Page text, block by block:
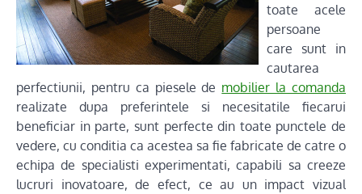
toate acele
persoane
care sunt in
cautarea
perfectiunii, pentru ca piesele de mobilier la comanda
realizate dupa preferintele si necesitatile fiecarui
beneficiar in parte, sunt perfecte din toate punctele de
vedere, cu conditia ca acestea sa fie fabricate de catre o
echipa de specialisti experimentati, capabili sa creeze
lucruri inovatoare, de efect, ce au un impact vizual